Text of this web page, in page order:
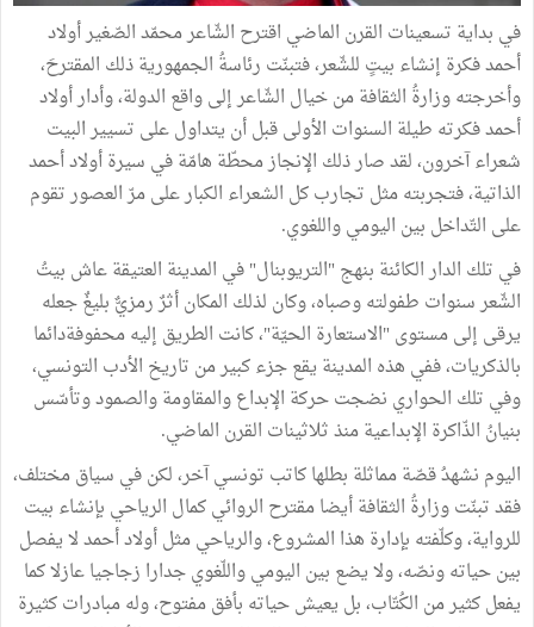
في بداية تسعينات القرن الماضي اقترح الشّاعر محمّد الصّغير أولاد
أحمد فكرة إنشاء بيتٍ للشّعر، فتبنّت رئاسةُ الجمهورية ذلك المقترحَ،
وأخرجته وزارةُ الثقافة من خيال الشّاعر إلى واقع الدولة، وأدار أولاد
أحمد فكرته طيلة السنوات الأولى قبل أن يتداول على تسيير البيت
شعراء آخرون، لقد صار ذلك الإنجاز محطّة هامّة في سيرة أولاد أحمد
الذاتية، فتجربته مثل تجارب كل الشعراء الكبار على مرّ العصور تقوم
على التّداخل بين اليومي واللغوي.
في تلك الدار الكائنة بنهج "التريوبنال" في المدينة العتيقة عاش بيتُ
الشّعر سنوات طفولته وصباه، وكان لذلك المكان أثرٌ رمزيٌّ بليغٌ جعله
يرقى إلى مستوى "الاستعارة الحيّة"، كانت الطريق إليه محفوفةدائما
بالذكريات، ففي هذه المدينة يقع جزء كبير من تاريخ الأدب التونسي،
وفي تلك الحواري نضجت حركة الإبداع والمقاومة والصمود وتأسّس
بنيانُ الذّاكرة الإبداعية منذ ثلاثينات القرن الماضي.
اليوم نشهدُ قصّة مماثلة بطلها كاتب تونسي آخر، لكن في سياق مختلف،
فقد تبنّت وزارةُ الثقافة أيضا مقترح الروائي كمال الرياحي بإنشاء بيت
للرواية، وكلّفته بإدارة هذا المشروع، والرياحي مثل أولاد أحمد لا يفصل
بين حياته ونصّه، ولا يضع بين اليومي واللّغوي جدارا زجاجيا عازلا كما
يفعل كثير من الكُتّاب، بل يعيش حياته بأفق مفتوح، وله مبادرات كثيرة